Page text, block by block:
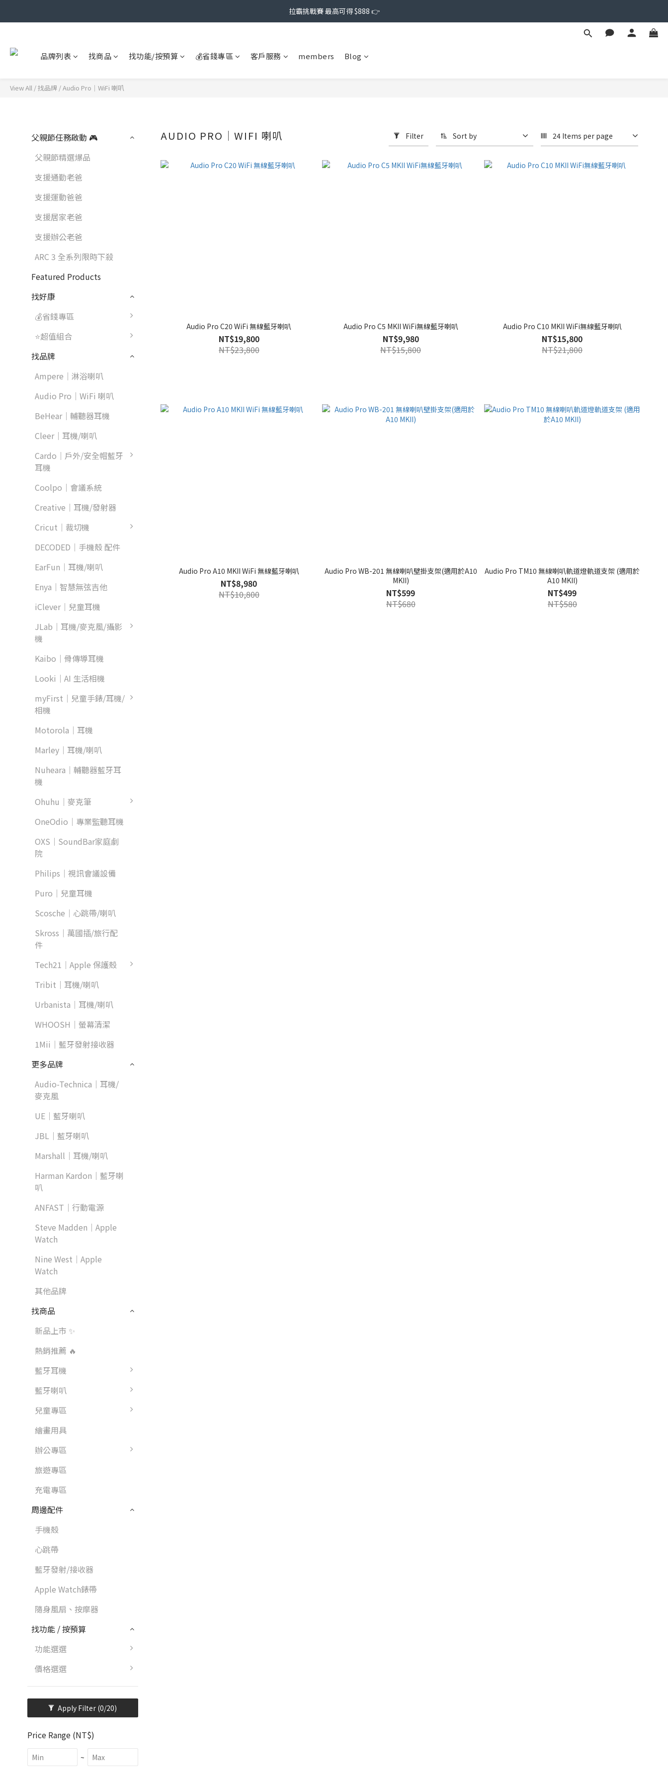
拉霸挑戰賽 最高可得 $888 👉
品牌列表 找商品 找功能/按預算 💰省錢專區 客戶服務 members Blog
View All /找品牌 /Audio Pro｜WiFi 喇叭
父親節任務啟動 🎮
父親節精選爆品
支援通勤老爸
支援運動爸爸
支援居家老爸
支援辦公老爸
ARC 3 全系列限時下殺
Featured Products
找好康
💰省錢專區
⭐超值組合
找品牌
Ampere｜淋浴喇叭
Audio Pro｜WiFi 喇叭
BeHear｜輔聽器耳機
Cleer｜耳機/喇叭
Cardo｜戶外/安全帽藍牙
耳機
Coolpo｜會議系統
Creative｜耳機/發射器
Cricut｜裁切機
DECODED｜手機殼 配件
EarFun｜耳機/喇叭
Enya｜智慧無弦吉他
iClever｜兒童耳機
JLab｜耳機/麥克風/攝影
機
Kaibo｜骨傳導耳機
Looki｜AI 生活相機
myFirst｜兒童手錶/耳機/
相機
Motorola｜耳機
Marley｜耳機/喇叭
Nuheara｜輔聽器藍牙耳
機
Ohuhu｜麥克筆
OneOdio｜專業監聽耳機
OXS｜SoundBar家庭劇
院
Philips｜視訊會議設備
Puro｜兒童耳機
Scosche｜心跳帶/喇叭
Skross｜萬國插/旅行配
件
Tech21｜Apple 保護殼
Tribit｜耳機/喇叭
Urbanista｜耳機/喇叭
WHOOSH｜螢幕清潔
1Mii｜藍牙發射接收器
更多品牌
Audio-Technica｜耳機/
麥克風
UE｜藍牙喇叭
JBL｜藍牙喇叭
Marshall｜耳機/喇叭
Harman Kardon｜藍牙喇
叭
ANFAST｜行動電源
Steve Madden｜Apple
Watch
Nine West｜Apple
Watch
其他品牌
找商品
新品上市 ✨
熱銷推薦 🔥
藍牙耳機
藍牙喇叭
兒童專區
繪畫用具
辦公專區
旅遊專區
充電專區
周邊配件
手機殼
心跳帶
藍牙發射/接收器
Apple Watch錶帶
隨身風扇、按摩器
找功能 / 按預算
功能選選
價格選選
Apply Filter (0/20)
Price Range (NT$)
~
AUDIO PRO｜WIFI 喇叭 Filter Sort by 24 Items per page
Audio Pro C20 WiFi 無線藍牙喇叭
NT$19,800
NT$23,800
Audio Pro C5 MKII WiFi無線藍牙喇叭
NT$9,980
NT$15,800
Audio Pro C10 MKII WiFi無線藍牙喇叭
NT$15,800
NT$21,800
Audio Pro A10 MKII WiFi 無線藍牙喇叭
NT$8,980
NT$10,800
Audio Pro WB-201 無線喇叭壁掛支架(適用於A10
MKII)
NT$599
NT$680
Audio Pro TM10 無線喇叭軌道燈軌道支架 (適用於
A10 MKII)
NT$499
NT$580